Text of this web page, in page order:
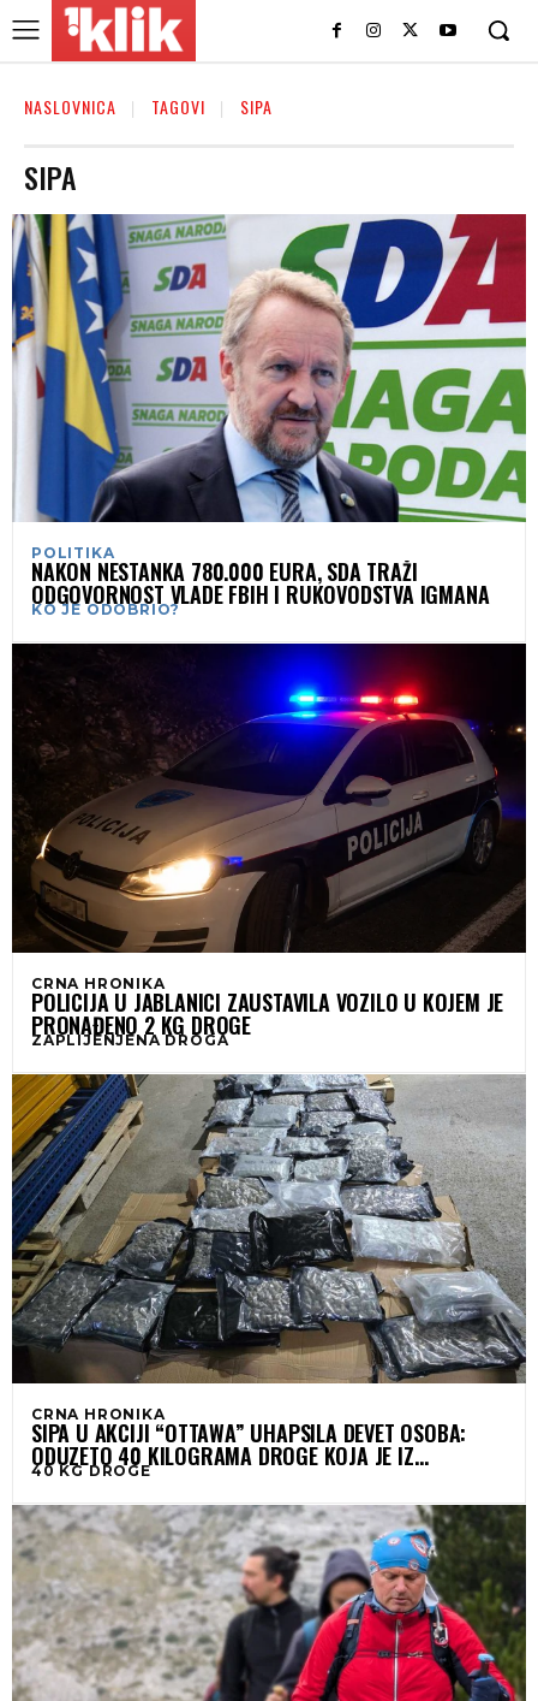
NASLOVNICA TAGOVI SIPA
SIPA
POLITIKA
NAKON NESTANKA 780.000 EURA, SDA TRAŽI
ODGOVORNOST VLADE FBIH I RUKOVODSTVA IGMANA
KO JE ODOBRIO?
CRNA HRONIKA
POLICIJA U JABLANICI ZAUSTAVILA VOZILO U KOJEM JE
PRONAĐENO 2 KG DROGE
ZAPLIJENJENA DROGA
CRNA HRONIKA
SIPA U AKCIJI “OTTAWA” UHAPSILA DEVET OSOBA:
ODUZETO 40 KILOGRAMA DROGE KOJA JE IZ
HRVATSKE PREVEZENA U BIH
40 KG DROGE